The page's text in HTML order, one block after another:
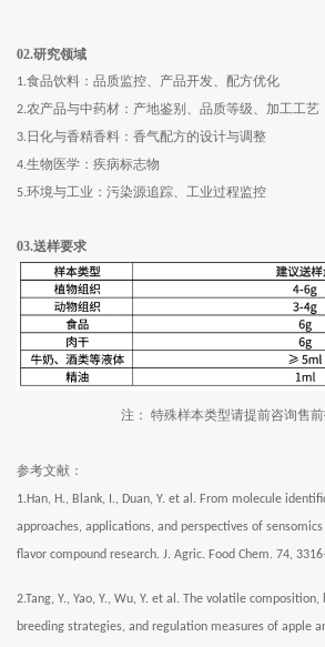
02.研究领域
1.食品饮料： 品质监控、产品开发、配方优化
2.农产品与中药材： 产地鉴别、品质等级、加工工艺
3. 日化与香精香料：香气配方的设计与调整
4.生物医学：疾病标志物
5.环境与工业： 污染源追踪、工业过程监控
03.送样要求
注： 特殊样本类型请提前咨询售
参考文献：
1.Han, H., Blank, I., Duan, Y. et al. From molecule
approaches, applications, and perspectives of
flavor compound research. J. Agric. Food Chem. 74,
2.Tang, Y., Yao, Y., Wu, Y. et al. The volatile
breeding strategies, and regulation measures of apple